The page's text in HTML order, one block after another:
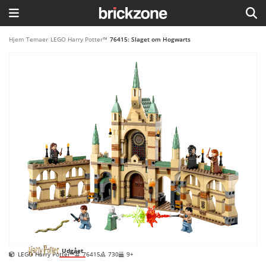
HJEM
Hjem Temaer LEGO Harry Potter™ 76415: Slaget om Hogwarts
Udgået
LEGO Harry Potter™ 76415 730 9+